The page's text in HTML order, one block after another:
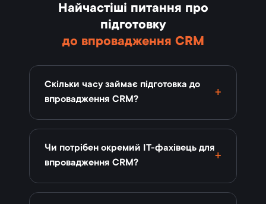
Найчастіші питання про
підготовку
до впровадження CRM
Скільки часу займає підготовка до
впровадження CRM?
Чи потрібен окремий ІТ-фахівець для
впровадження CRM?